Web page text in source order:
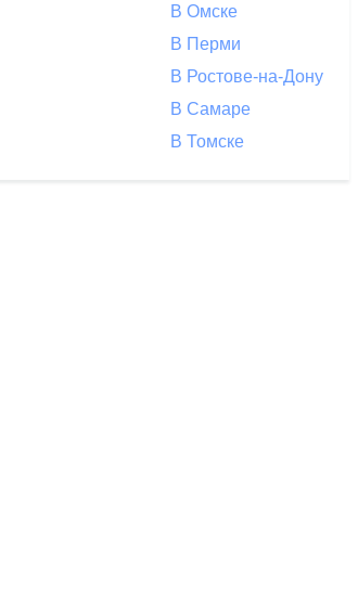
В Омске
В Перми
В Ростове-на-Дону
В Самаре
В Томске